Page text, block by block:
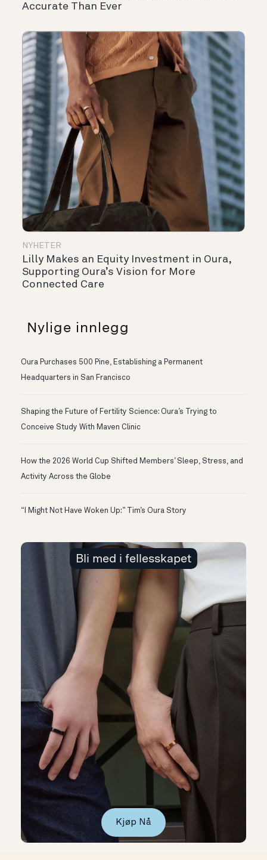
Accurate Than Ever
NYHETER
Lilly Makes an Equity Investment in Oura,
Supporting Oura’s Vision for More
Connected Care
Nylige innlegg
Oura Purchases 500 Pine, Establishing a Permanent
Headquarters in San Francisco
Shaping the Future of Fertility Science: Oura’s Trying to
Conceive Study With Maven Clinic
How the 2026 World Cup Shifted Members’ Sleep, Stress, and
Activity Across the Globe
“I Might Not Have Woken Up:” Tim’s Oura Story
Bli med i fellesskapet
Kjøp Nå